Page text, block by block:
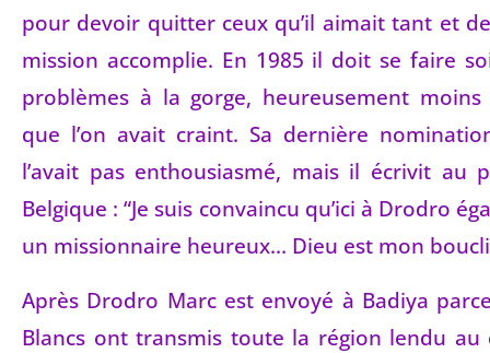
pour devoir quitter ceux qu’il aimait tant et
mission accomplie. En 1985 il doit se faire
problèmes à la gorge, heureusement
que l’on avait craint. Sa dernière
l’avait pas enthousiasmé, mais il écrivit au
Belgique : “Je suis convaincu qu’ici à Drodro
un missionnaire heureux… Dieu est mon
Après Drodro Marc est envoyé à Badiya
Blancs ont transmis toute la région lendu au